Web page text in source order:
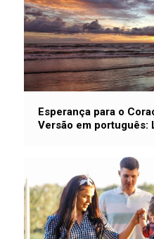
Esperança para o
Versão em português: